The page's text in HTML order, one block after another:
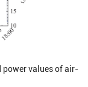
power values of air-